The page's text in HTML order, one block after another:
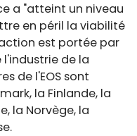
a "atteint un niveau
en péril la viabilité
est portée par
de la
de l'EOS sont
la Finlande, la
la Norvège, la